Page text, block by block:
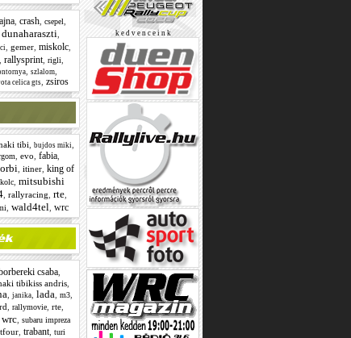
crash csepel
dunaharaszti
gemer miskolc
rallysprint rigli
szlalom
celica gts zsiros
tibi bujdos miki
evo fabia
itiner king of
, mitsubishi
rallyracing rte
wald4tel wrc
csaba
tibikiss andris,
janika lada m3
rallymovie rte
subaru impreza
trabant turi
k e d v e n c e i n k